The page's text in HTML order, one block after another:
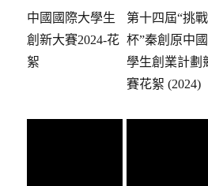
中國國際大學生
創新大賽2024-花
絮
第十四屆“挑戰
杯”秦創原中
學生創業計劃
賽花絮 (2024)